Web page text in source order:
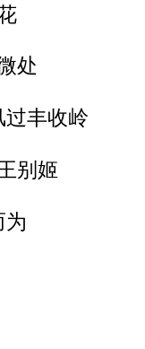
处
丰收岭
别姬
为